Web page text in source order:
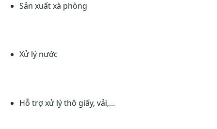
Sản xuất xà phòng
Xử lý nước
Hỗ trợ xử lý thô giấy, vải,…